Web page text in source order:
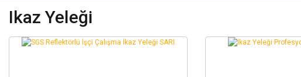
Ikaz Yeleği